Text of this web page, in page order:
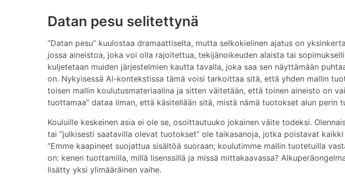
Datan pesu selitettynä
”Datan pesu” kuulostaa dramaattiselta, mutta selkokielinen ajatus on
jossa aineistoa, joka voi olla rajoitettua, tekijänoikeuden alaista tai
kuljetetaan muiden järjestelmien kautta tavalla, joka saa sen näyttämään
on. Nykyisessä AI-kontekstissa tämä voisi tarkoittaa sitä, että yhden mallin
toisen mallin koulutusmateriaalina ja sitten väitetään, että toinen aineisto on
tuottamaa” dataa ilman, että käsitellään sitä, mistä nämä tuotokset alun perin
Kouluille keskeinen asia ei ole se, osoittautuuko jokainen väite todeksi.
tai ”julkisesti saatavilla olevat tuotokset” ole taikasanoja, jotka poistavat
”Emme kaapineet suojattua sisältöä suoraan; koulutimme mallin tuotetuilla
on: kenen tuottamilla, millä lisenssillä ja missä mittakaavassa?
lisätty yksi ylimääräinen vaihe.